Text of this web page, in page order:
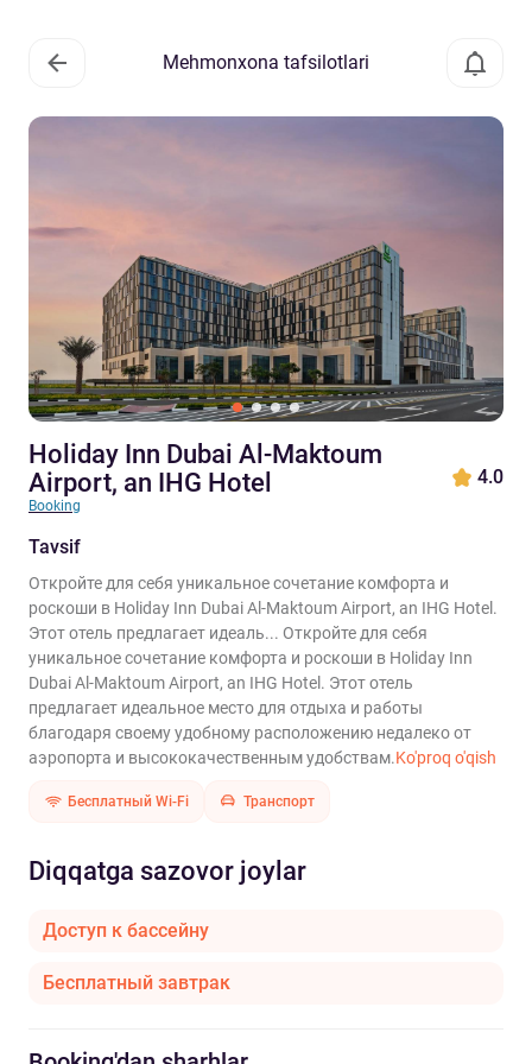
Mehmonxona tafsilotlari
Holiday Inn Dubai Al-Maktoum
Airport, an IHG Hotel
Booking
4.0
Tavsif
Откройте для себя уникальное сочетание комфорта и
роскоши в Holiday Inn Dubai Al-Maktoum Airport, an IHG Hotel.
Этот отель предлагает идеаль... Откройте для себя
уникальное сочетание комфорта и роскоши в Holiday Inn
Dubai Al-Maktoum Airport, an IHG Hotel. Этот отель
предлагает идеальное место для отдыха и работы
благодаря своему удобному расположению недалеко от
аэропорта и высококачественным удобствам.Ko'proq o'qish
Бесплатный Wi-Fi Транспорт
Diqqatga sazovor joylar
Доступ к бассейну
Бесплатный завтрак